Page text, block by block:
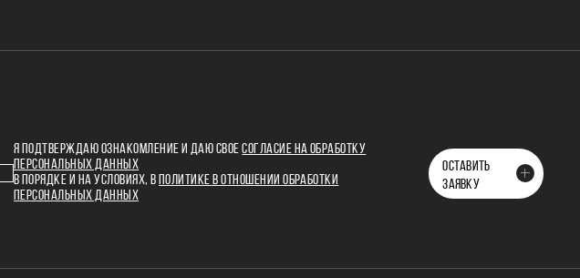
Я ПОДТВЕРЖДАЮ ОЗНАКОМЛЕНИЕ И ДАЮ СВОЕСОГЛАСИЕ НА ОБРАБОТКУ
ПЕРСОНАЛЬНЫХ ДАННЫХ
В ПОРЯДКЕ И НА УСЛОВИЯХ, В
ПОЛИТИКЕ В ОТНОШЕНИИ ОБРАБОТКИ
ПЕРСОНАЛЬНЫХ ДАННЫХ
ОСТАВИТЬ
ЗАЯВКУ